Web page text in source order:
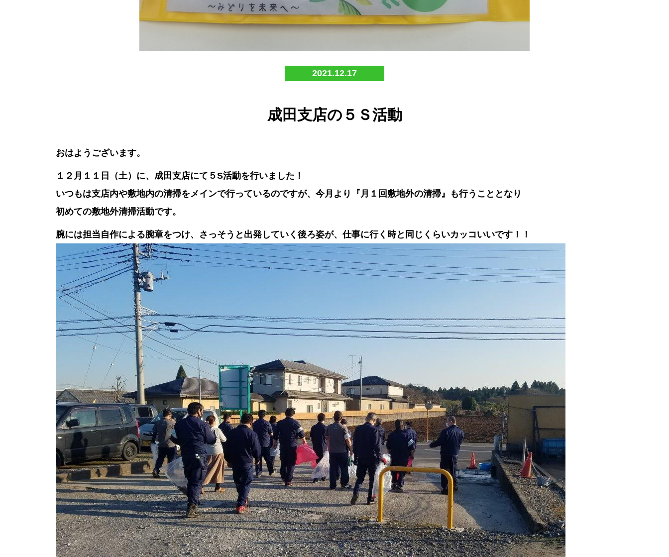
2021.12.17
成田支店の５Ｓ活動
おはようございます。
１２月１１日（土）に、成田支店にて５S活動を行いました！
いつもは支店内や敷地内の清掃をメインで行っているのですが、今月より『月１回敷地外の清掃』も行うこととなり
初めての敷地外清掃活動です。
腕には担当自作による腕章をつけ、さっそうと出発していく後ろ姿が、仕事に行く時と同じくらいカッコいいです！！